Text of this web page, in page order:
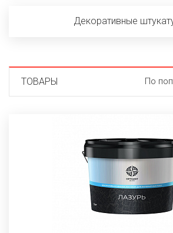
Декоративные
ТОВАРЫ